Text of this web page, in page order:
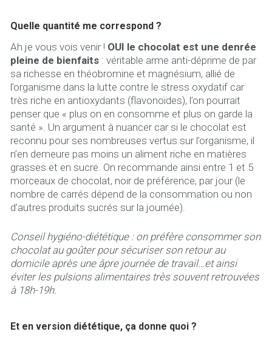
Quelle quantité me correspond ?
Ah je vous vois venir ! OUI le chocolat est une denrée
pleine de bienfaits : véritable arme anti-déprime de par
sa richesse en théobromine et magnésium, allié de
l’organisme dans la lutte contre le stress oxydatif car
très riche en antioxydants (flavonoïdes), l’on pourrait
penser que « plus on en consomme et plus on garde la
santé ». Un argument à nuancer car si le chocolat est
reconnu pour ses nombreuses vertus sur l’organisme, il
n’en demeure pas moins un aliment riche en matières
grasses et en sucre. On recommande ainsi entre 1 et 5
morceaux de chocolat, noir de préférence, par jour (le
nombre de carrés dépend de la consommation ou non
d’autres produits sucrés sur la journée).
Conseil hygiéno-diététique : on préfère consommer son
chocolat au goûter pour sécuriser son retour au
domicile après une âpre journée de travail…et ainsi
éviter les pulsions alimentaires très souvent retrouvées
à 18h-19h.
Et en version diététique, ça donne quoi ?